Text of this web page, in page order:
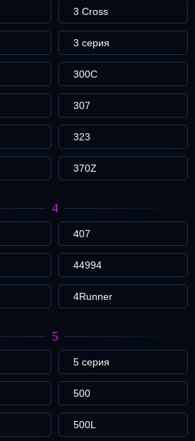
3 Cross
3 серия
300C
307
323
370Z
4
407
44994
4Runner
5
5 серия
500
500L